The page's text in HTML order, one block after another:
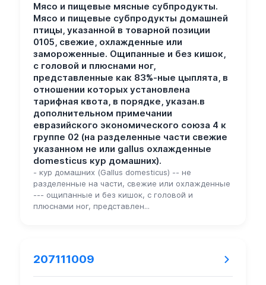
Мясо и пищевые мясные субпродукты.
Мясо и пищевые субпродукты домашней
птицы, указанной в товарной позиции
0105, свежие, охлажденные или
замороженные. Ощипанные и без кишок,
с головой и плюснами ног,
представленные как 83%-ные цыплята, в
отношении которых установлена
тарифная квота, в порядке, указан.в
дополнительном примечании
евразийского экономического союза 4 к
группе 02 (на разделенные части свежие
указанном не или gallus охлажденные
domesticus кур домашних).
- кур домашних (Gallus domesticus) -- не
разделенные на части, свежие или охлажденные
--- ощипанные и без кишок, с головой и
плюснами ног, представлен...
207111009